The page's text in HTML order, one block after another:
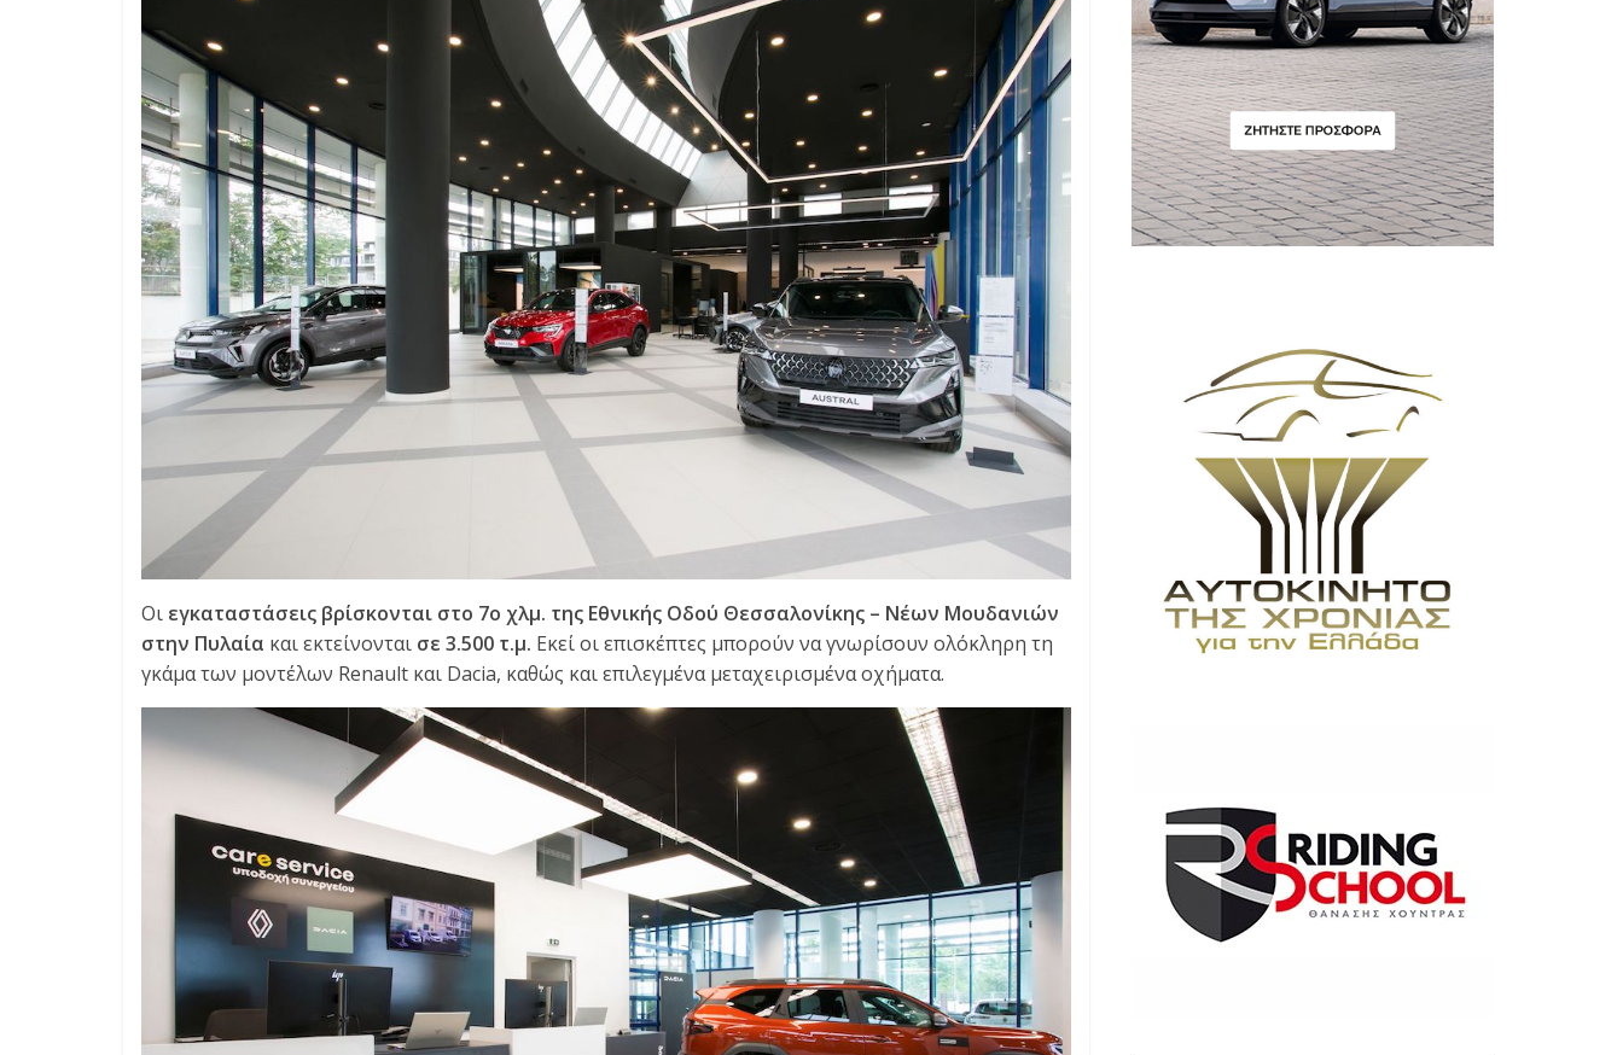
Οι εγκαταστάσεις βρίσκονται στο 7ο χλμ. της Εθνικής Οδού Θεσσαλονίκης – Νέων Μουδανιών
στην Πυλαία και εκτείνονται σε 3.500 τ.μ. Εκεί οι επισκέπτες μπορούν να γνωρίσουν ολόκληρη τη
γκάμα των μοντέλων Renault και Dacia, καθώς και επιλεγμένα μεταχειρισμένα οχήματα.